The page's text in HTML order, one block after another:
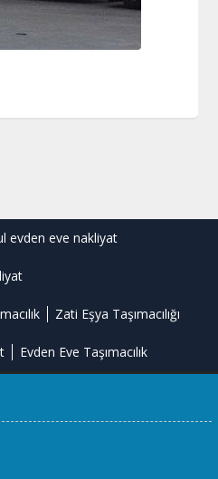
evden eve nakliyat
Zati Eşya Taşımacılığı
Evden Eve Taşımacılık